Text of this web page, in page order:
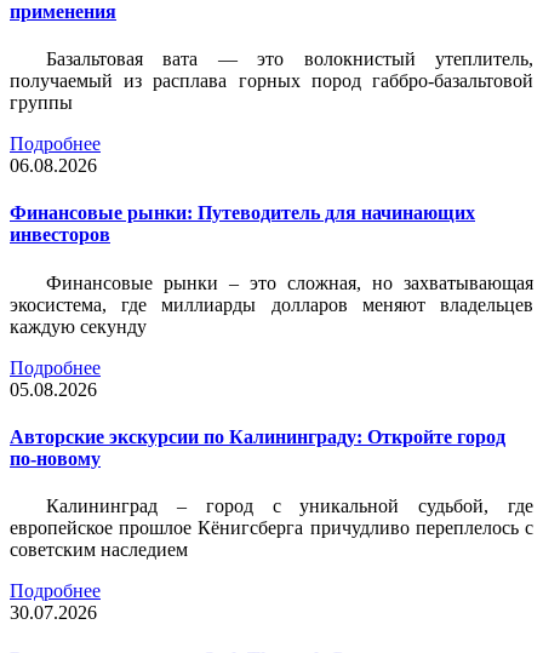
применения
Базальтовая вата — это волокнистый утеплитель,
получаемый из расплава горных пород габбро-базальтовой
группы
Подробнее
06.08.2026
Финансовые рынки: Путеводитель для начинающих
инвесторов
Финансовые рынки – это сложная, но захватывающая
экосистема, где миллиарды долларов меняют владельцев
каждую секунду
Подробнее
05.08.2026
Авторские экскурсии по Калининграду: Откройте город
по-новому
Калининград – город с уникальной судьбой, где
европейское прошлое Кёнигсберга причудливо переплелось с
советским наследием
Подробнее
30.07.2026